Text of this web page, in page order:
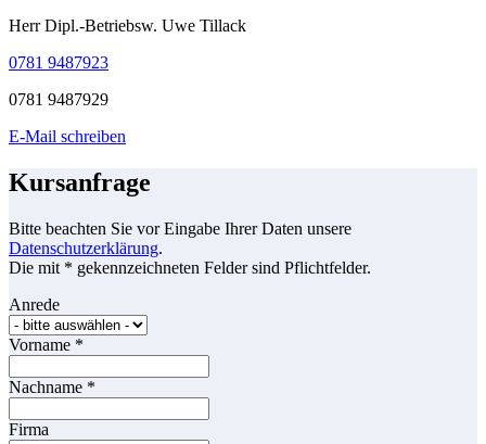
Herr Dipl.-Betriebsw. Uwe Tillack
0781 9487923
0781 9487929
E-Mail schreiben
Kursanfrage
Bitte beachten Sie vor Eingabe Ihrer Daten unsere
Datenschutzerklärung.
Die mit * gekennzeichneten Felder sind Pflichtfelder.
Anrede
Vorname *
Nachname *
Firma